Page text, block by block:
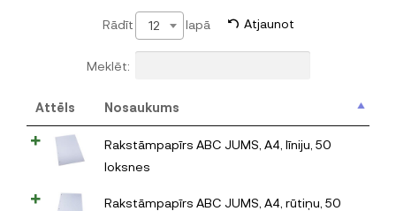
Rādīt 12 lapā Atjaunot
Meklēt:
Attēls Nosaukums
Rakstāmpapīrs ABC JUMS, A4, līniju, 50
loksnes
Rakstāmpapīrs ABC JUMS, A4, rūtiņu, 50